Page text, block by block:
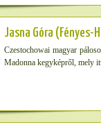
tűzvészben keletkezett
valamint a szentélyt. A
észak felől a bazilika
Góra-bazilikát a Mária-
zarándokhelyeként.
Jasna Góra (Fényes-
Czestochowai magyar
Madonna kegyképről, mely